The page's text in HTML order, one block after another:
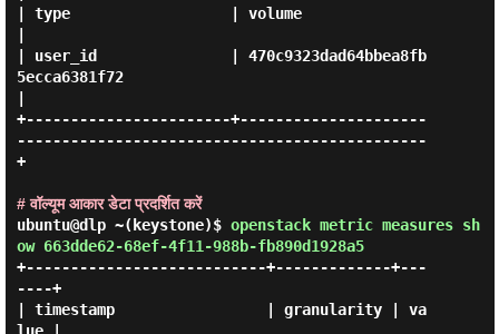
| type                  | volume
| user_id               | 470c9323dad64bbea8fb
5ecca6381f72
+-----------------------+---------------------
----------------------------------------------
+
# वॉल्यूम आकार डेटा प्रदर्शित करें
ubuntu@dlp ~(keystone)$ openstack metric measures sh
ow 663dde62-68ef-4f11-988b-fb890d1928a5
+---------------------------+-------------+---
----+
| timestamp                 | granularity | va